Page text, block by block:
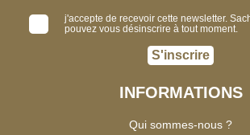
j'accepte de recevoir cette newsletter.
pouvez vous désinscrire à tout moment.
S'inscrire
INFORMATIONS
Qui sommes-nous ?